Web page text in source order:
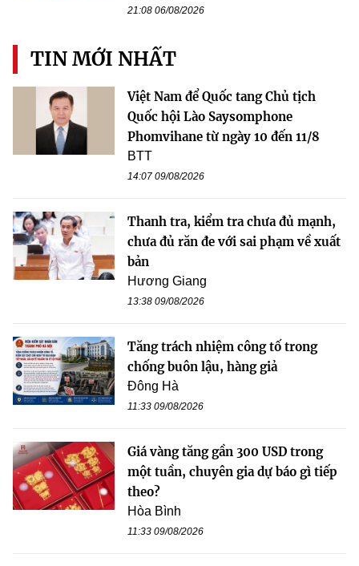
21:08 06/08/2026
TIN MỚI NHẤT
Việt Nam để Quốc tang Chủ tịch
Quốc hội Lào Saysomphone
Phomvihane từ ngày 10 đến 11/8
BTT
14:07 09/08/2026
Thanh tra, kiểm tra chưa đủ mạnh,
chưa đủ răn đe với sai phạm về xuất
bản
Hương Giang
13:38 09/08/2026
Tăng trách nhiệm công tố trong
chống buôn lậu, hàng giả
Đông Hà
11:33 09/08/2026
Giá vàng tăng gần 300 USD trong
một tuần, chuyên gia dự báo gì tiếp
theo?
Hòa Bình
11:33 09/08/2026